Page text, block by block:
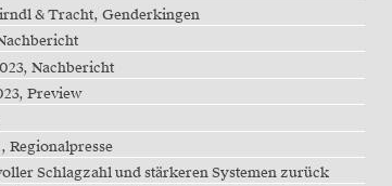
& Tracht, Genderkingen
Nachbericht
Preview
Regionalpresse
Schlagzahl und stärkeren Systemen zurück